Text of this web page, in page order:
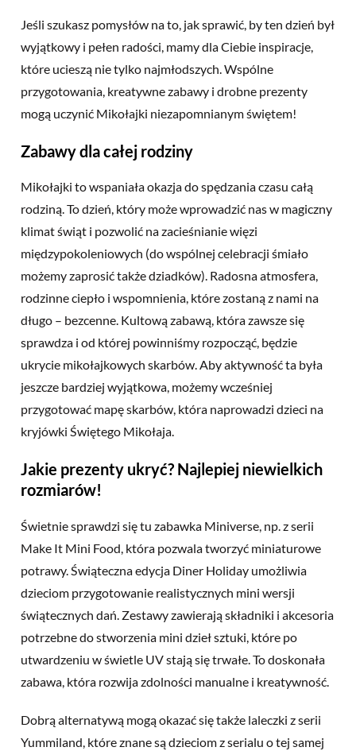
Jeśli szukasz pomysłów na to, jak sprawić, by ten dzień był
wyjątkowy i pełen radości, mamy dla Ciebie inspiracje,
które ucieszą nie tylko najmłodszych. Wspólne
przygotowania, kreatywne zabawy i drobne prezenty
mogą uczynić Mikołajki niezapomnianym świętem!
Zabawy dla całej rodziny
Mikołajki to wspaniała okazja do spędzania czasu całą
rodziną. To dzień, który może wprowadzić nas w magiczny
klimat świąt i pozwolić na zacieśnianie więzi
międzypokoleniowych (do wspólnej celebracji śmiało
możemy zaprosić także dziadków). Radosna atmosfera,
rodzinne ciepło i wspomnienia, które zostaną z nami na
długo – bezcenne. Kultową zabawą, która zawsze się
sprawdza i od której powinniśmy rozpocząć, będzie
ukrycie mikołajkowych skarbów. Aby aktywność ta była
jeszcze bardziej wyjątkowa, możemy wcześniej
przygotować mapę skarbów, która naprowadzi dzieci na
kryjówki Świętego Mikołaja.
Jakie prezenty ukryć? Najlepiej niewielkich
rozmiarów!
Świetnie sprawdzi się tu zabawka Miniverse, np. z serii
Make It Mini Food, która pozwala tworzyć miniaturowe
potrawy. Świąteczna edycja Diner Holiday umożliwia
dzieciom przygotowanie realistycznych mini wersji
świątecznych dań. Zestawy zawierają składniki i akcesoria
potrzebne do stworzenia mini dzieł sztuki, które po
utwardzeniu w świetle UV stają się trwałe. To doskonała
zabawa, która rozwija zdolności manualne i kreatywność.
Dobrą alternatywą mogą okazać się także laleczki z serii
Yummiland, które znane są dzieciom z serialu o tej samej